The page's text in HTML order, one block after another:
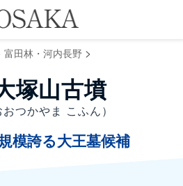
富田林・河内長野 >
塚山古墳
おつかやま こふん）
模誇る大王墓候補